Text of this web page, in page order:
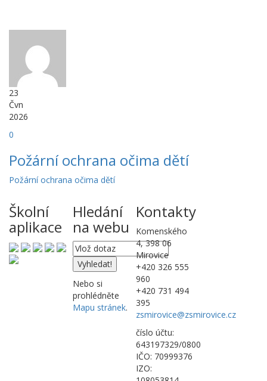
23
Čvn
2026
0
Požární ochrana očima dětí
Požární ochrana očima dětí
Školní
aplikace
Hledání
na webu
Nebo si
prohlédněte
Mapu stránek.
Kontakty
Komenského
4, 398 06
Mirovice
+420 326 555
960
+420 731 494
395
zsmirovice@zsmirovice.cz
číslo účtu:
643197329/0800
IČO: 70999376
IZO: